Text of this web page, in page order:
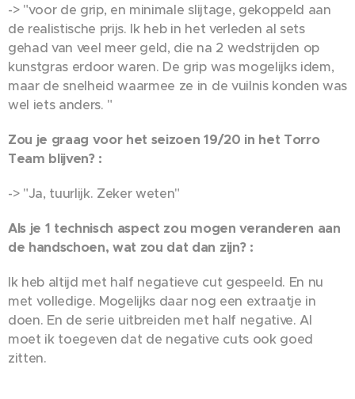
-> "voor de grip, en minimale slijtage, gekoppeld aan
de realistische prijs. Ik heb in het verleden al sets
gehad van veel meer geld, die na 2 wedstrijden op
kunstgras erdoor waren. De grip was mogelijks idem,
maar de snelheid waarmee ze in de vuilnis konden was
wel iets anders. "
Zou je graag voor het seizoen 19/20 in het Torro
Team blijven? :
-> "Ja, tuurlijk. Zeker weten"
Als je 1 technisch aspect zou mogen veranderen aan
de handschoen, wat zou dat dan zijn? :
Ik heb altijd met half negatieve cut gespeeld. En nu
met volledige. Mogelijks daar nog een extraatje in
doen. En de serie uitbreiden met half negative. Al
moet ik toegeven dat de negative cuts ook goed
zitten.